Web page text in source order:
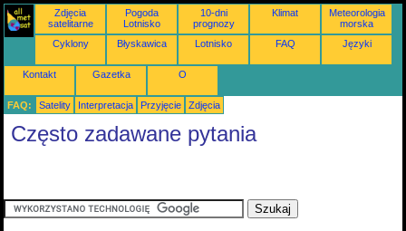
Zdjęcia
satelitarne
Pogoda
Lotnisko
10-dni
prognozy
Klimat
Meteorologia
morska
Cyklony
Błyskawica Lotnisko FAQ Języki
Kontakt Gazetka O
FAQ: Satelity Interpretacja Przyjęcie Zdjęcia
Często zadawane pytania